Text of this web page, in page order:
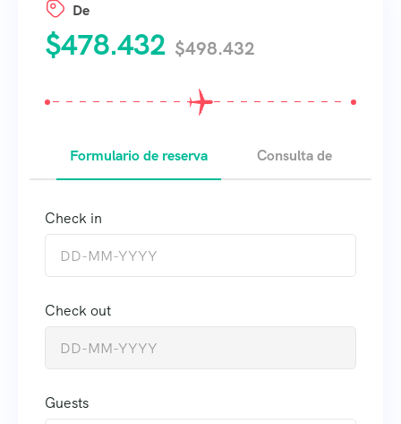
De
$478.432 $498.432
Formulario de reserva Consulta de
Check in
Check out
Guests